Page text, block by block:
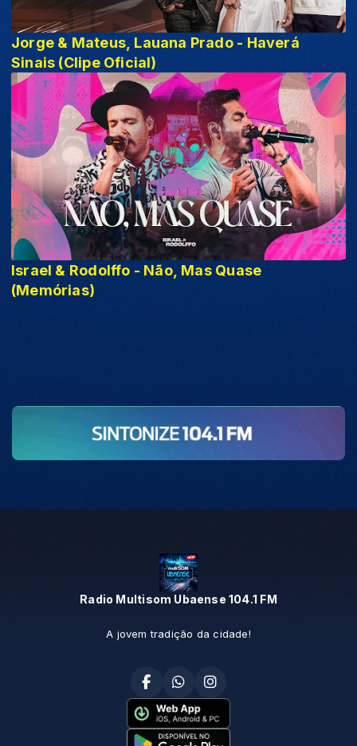
Jorge & Mateus, Lauana Prado - Haverá
Sinais (Clipe Oficial)
Israel & Rodolffo - Não, Mas Quase
(Memórias)
Radio Multisom Ubaense 104.1 FM
A jovem tradição da cidade!